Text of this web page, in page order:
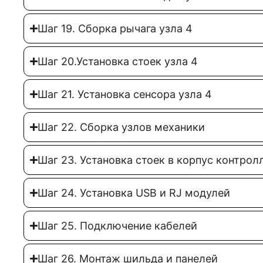
Шаг 19. Сборка рычага узла 4
Шаг 20.Установка стоек узла 4
Шаг 21. Установка сенсора узла 4
Шаг 22. Сборка узлов механики
Шаг 23. Установка стоек в корпус
Шаг 24. Установка USB и RJ модулей
Шаг 25. Подключение кабелей
Шаг 26. Монтаж шильда и панелей